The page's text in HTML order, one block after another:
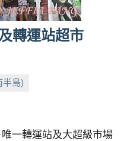
轉運站超市
半島)
一轉運站及大超級市場